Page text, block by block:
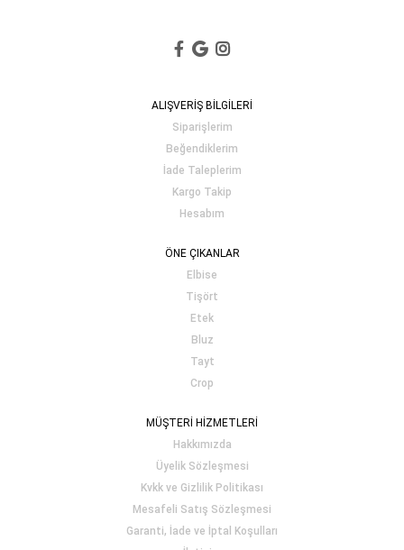
ALIŞVERİŞ BİLGİLERİ
Siparişlerim
Beğendiklerim
İade Taleplerim
Kargo Takip
Hesabım
ÖNE ÇIKANLAR
Elbise
Tişört
Etek
Bluz
Tayt
Crop
MÜŞTERİ HİZMETLERİ
Hakkımızda
Üyelik Sözleşmesi
Kvkk ve Gizlilik Politikası
Mesafeli Satış Sözleşmesi
Garanti, İade ve İptal Koşulları